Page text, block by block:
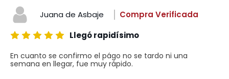
Juana de Asbaje
Compra Verificada
Llegó rapidísimo
En cuanto se confirmo el págo no se tardo ni una
semana en llegar, fue muy rápido.